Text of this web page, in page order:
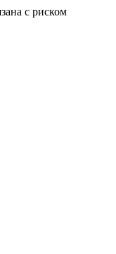
с риском